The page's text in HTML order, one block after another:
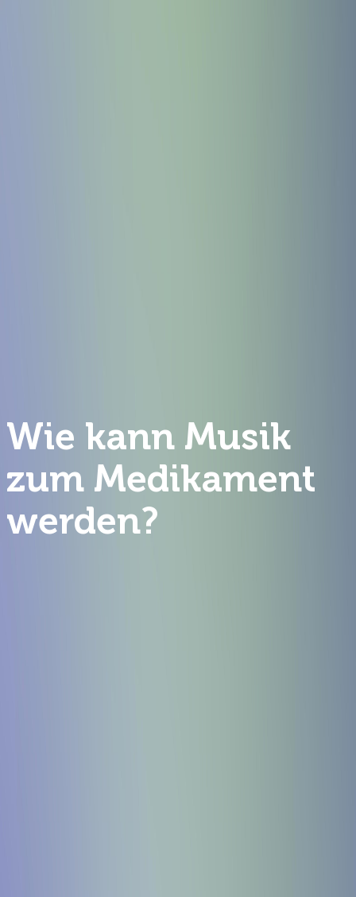
Wie kann Musik
zum Medikament
werden?